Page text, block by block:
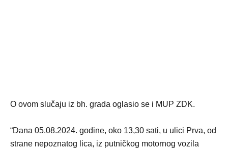
O ovom slučaju iz bh. grada oglasio se i MUP ZDK.
“Dana 05.08.2024. godine, oko 13,30 sati, u ulici Prva, od
strane nepoznatog lica, iz putničkog motornog vozila